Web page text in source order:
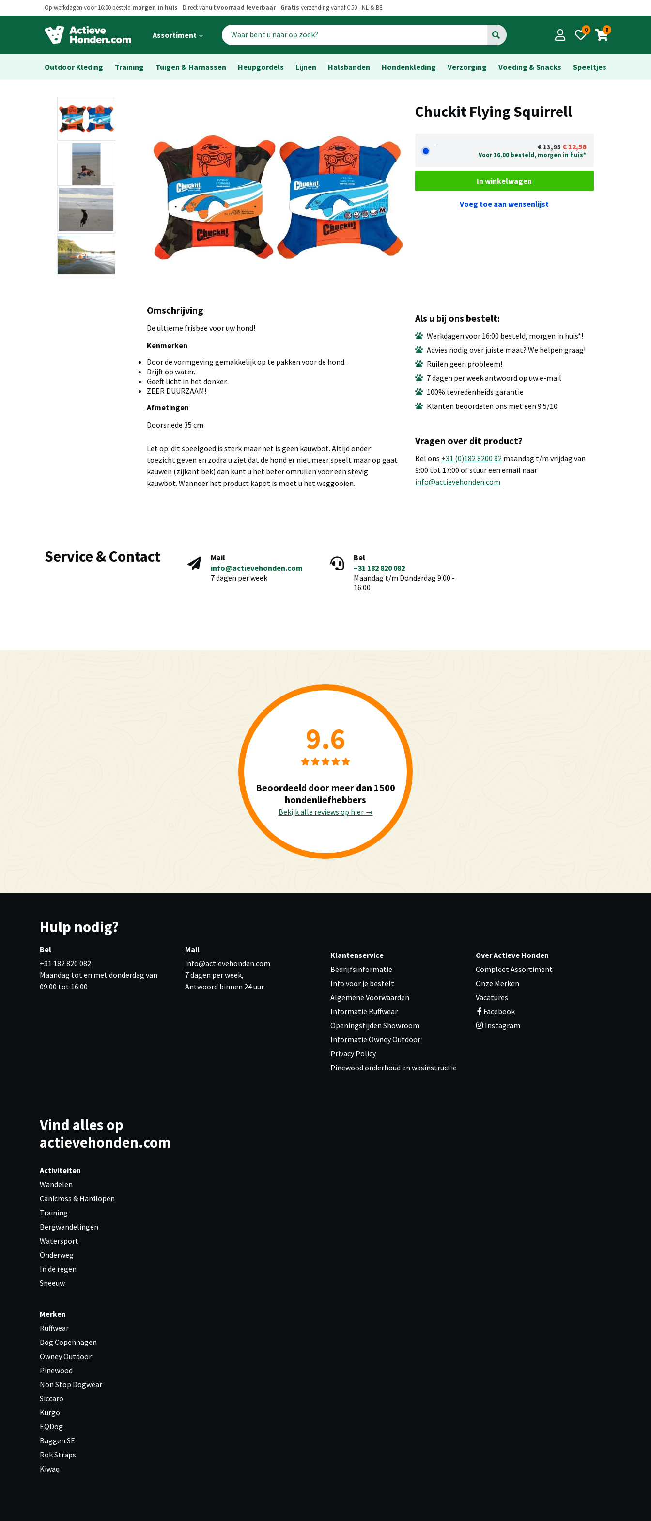
Op werkdagen voor 16:00 besteld morgen in huis Direct vanuitvoorraad leverbaar Gratis verzending vanaf € 50 - NL & BE
Open
menu
Assortiment Go 0 0
Outdoor Kleding Training Tuigen & Harnassen Heupgordels Lijnen Halsbanden Hondenkleding Verzorging Voeding & Snacks Speeltjes
Chuckit Flying Squirrell
- 13,95 12,56
Voor 16.00 besteld, morgen in huis*
In winkelwagen
Voeg toe aan wensenlijst
Omschrijving
De ultieme frisbee voor uw hond!
Kenmerken
Door de vormgeving gemakkelijk op te pakken voor de hond.
Drijft op water.
Geeft licht in het donker.
ZEER DUURZAAM!
Afmetingen
Doorsnede 35 cm
Let op: dit speelgoed is sterk maar het is geen kauwbot. Altijd onder
toezicht geven en zodra u ziet dat de hond er niet meer speelt maar op gaat
kauwen (zijkant bek) dan kunt u het beter omruilen voor een stevig
kauwbot. Wanneer het product kapot is moet u het weggooien.
Als u bij ons bestelt:
Werkdagen voor 16:00 besteld, morgen in huis*!
Advies nodig over juiste maat? We helpen graag!
Ruilen geen probleem!
7 dagen per week antwoord op uw e-mail
100% tevredenheids garantie
Klanten beoordelen ons met een 9.5/10
Vragen over dit product?
Bel ons +31 (0)182 8200 82maandag t/m vrijdag van
9:00 tot 17:00 of stuur een email naar
info@actievehonden.com
Service & Contact
Mail
info@actievehonden.com
7 dagen per week
Bel
+31 182 820 082
Maandag t/m Donderdag 9.00 -
16.00
9.6
Beoordeeld door meer dan 1500
hondenliefhebbers
Bekijk alle reviews op hier →
Hulp nodig?
Bel
+31 182 820 082
Maandag tot en met donderdag van
09:00 tot 16:00
Mail
info@actievehonden.com
7 dagen per week,
Antwoord binnen 24 uur
Klantenservice
Bedrijfsinformatie
Info voor je bestelt
Algemene Voorwaarden
Informatie Ruffwear
Openingstijden Showroom
Informatie Owney Outdoor
Privacy Policy
Pinewood onderhoud en wasinstructie
Over Actieve Honden
Compleet Assortiment
Onze Merken
Vacatures
Facebook
Instagram
Vind alles op
actievehonden.com
Activiteiten
Wandelen
Canicross & Hardlopen
Training
Bergwandelingen
Watersport
Onderweg
In de regen
Sneeuw
Merken
Ruffwear
Dog Copenhagen
Owney Outdoor
Pinewood
Non Stop Dogwear
Siccaro
Kurgo
EQDog
Baggen.SE
Rok Straps
Kiwaq